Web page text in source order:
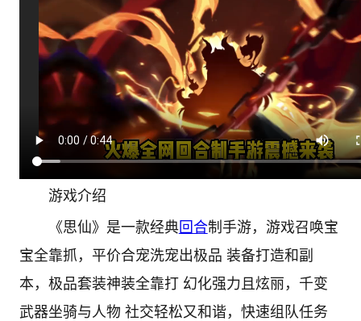
游戏介绍
《思仙》是一款经典回合制手游，游戏召唤宝
宝全靠抓，平价合宠洗宠出极品 装备打造和副
本，极品套装神装全靠打 幻化强力且炫丽，千变
武器坐骑与人物 社交轻松又和谐，快速组队任务